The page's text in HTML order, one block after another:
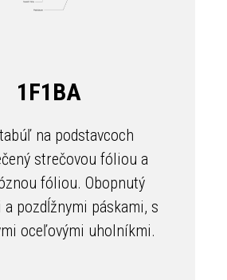
1F1BA
na podstavcoch
strečovou fóliou a
fóliou. Obopnutý
pozdĺžnymi páskami, s
oceľovými uholníkmi.